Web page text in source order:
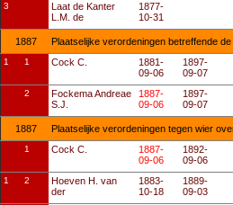
3
Laat de Kanter
L.M. de
1877-
10-31
1887 Plaatselijke verordeningen betreffende
1 1 Cock C.
1881-
09-06
1897-
09-07
2
Fockema Andreae
S.J.
1887-
09-06
1897-
09-07
1887 Plaatselijke verordeningen tegen wier
1 Cock C.
1887-
09-06
1892-
09-06
1 2
Hoeven H. van
der
1883-
10-18
1889-
09-03